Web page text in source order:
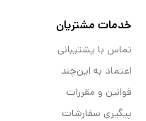
خدمات مشتریان
تماس با پشتیبانی
اعتماد به این‌چند
قوانین و مقررات
پیگیری سفارشات